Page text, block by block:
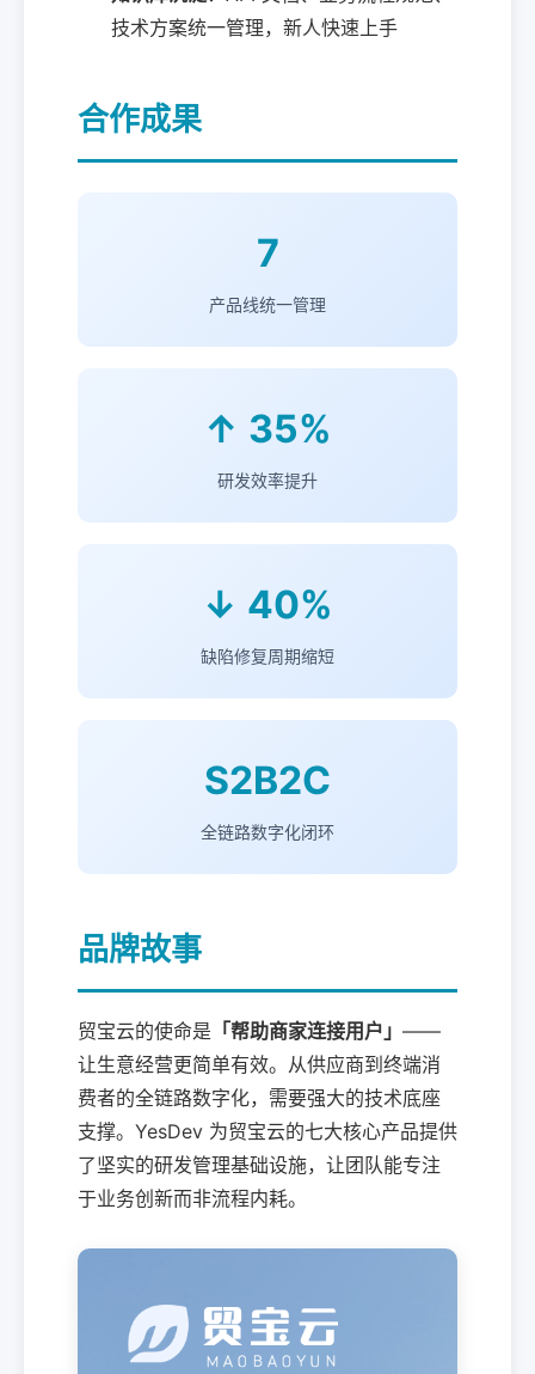
技术方案统一管理，新人快速上手
合作成果
7
产品线统一管理
↑ 35%
研发效率提升
↓ 40%
缺陷修复周期缩短
S2B2C
全链路数字化闭环
品牌故事
贸宝云的使命是 「帮助商家连接用户」 ——
让生意经营更简单有效。从供应商到终端消
费者的全链路数字化，需要强大的技术底座
支撑。YesDev 为贸宝云的七大核心产品提供
了坚实的研发管理基础设施，让团队能专注
于业务创新而非流程内耗。